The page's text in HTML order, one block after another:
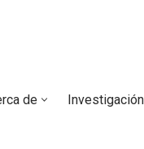
de Investigación